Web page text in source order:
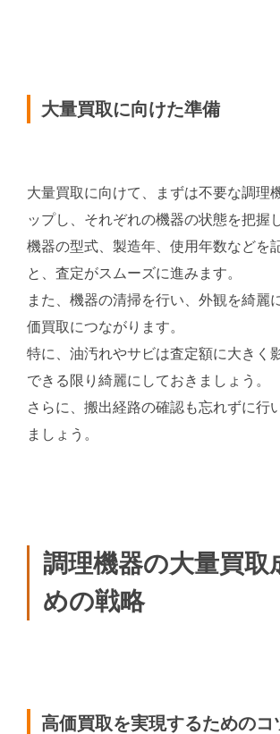
大量買取に向けた準備
大量買取に向けて、まずは不要な調理
ップし、それぞれの機器の状態を把握
機器の型式、製造年、使用年数などを
と、査定がスムーズに進みます。
また、機器の清掃を行い、外観を綺麗
価買取につながります。
特に、油汚れやサビは査定額に大きく
できる限り綺麗にしておきましょう。
さらに、搬出経路の確認も忘れずに行
ましょう。
調理機器の大量買取
めの戦略
高価買取を実現するためのコ